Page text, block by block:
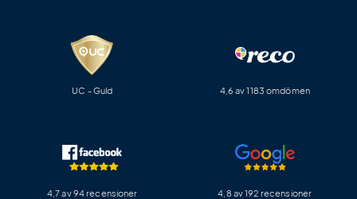
UC - Guld 4,6 av 1183 omdömen
4,7 av 94 recensioner 4,8 av 192 recensioner